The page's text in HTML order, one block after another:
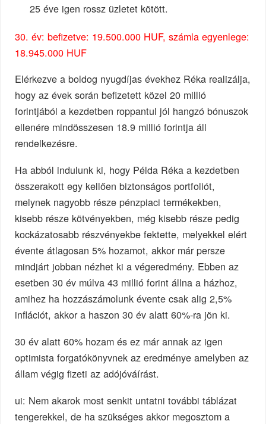
25 éve igen rossz üzletet kötött.
30. év: befizetve: 19.500.000 HUF, számla egyenlege:
18.945.000 HUF
Elérkezve a boldog nyugdíjas évekhez Réka realizálja,
hogy az évek során befizetett közel 20 millió
forintjából a kezdetben roppantul jól hangzó bónuszok
ellenére mindösszesen 18.9 millió forintja áll
rendelkezésre.
Ha abból indulunk ki, hogy Példa Réka a kezdetben
összerakott egy kellően biztonságos portfoliót,
melynek nagyobb része pénzpiaci termékekben,
kisebb része kötvényekben, még kisebb része pedig
kockázatosabb részvényekbe fektette, melyekkel elért
évente átlagosan 5% hozamot, akkor már persze
mindjárt jobban nézhet ki a végeredmény. Ebben az
esetben 30 év múlva 43 millió forint állna a házhoz,
amihez ha hozzászámolunk évente csak alig 2,5%
inflációt, akkor a haszon 30 év alatt 60%-ra jön ki.
30 év alatt 60% hozam és ez már annak az igen
optimista forgatókönyvnek az eredménye amelyben az
állam végig fizeti az adójóváírást.
ui: Nem akarok most senkit untatni további táblázat
tengerekkel, de ha szükséges akkor megosztom a